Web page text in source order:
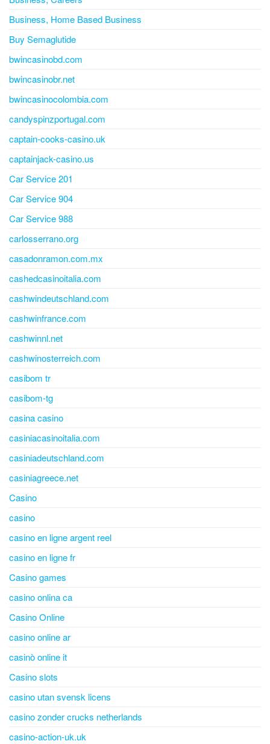
Business, Home Based Business
Buy Semaglutide
bwincasinobd.com
bwincasinobr.net
bwincasinocolombia.com
candyspinzportugal.com
captain-cooks-casino.uk
captainjack-casino.us
Car Service 201
Car Service 904
Car Service 988
carlosserrano.org
casadonramon.com.mx
cashedcasinoitalia.com
cashwindeutschland.com
cashwinfrance.com
cashwinnl.net
cashwinosterreich.com
casibom tr
casibom-tg
casina casino
casiniacasinoitalia.com
casiniadeutschland.com
casiniagreece.net
Casino
casino
casino en ligne argent reel
casino en ligne fr
Casino games
casino onlina ca
Casino Online
casino online ar
casinò online it
Casino slots
casino utan svensk licens
casino zonder crucks netherlands
casino-action-uk.uk